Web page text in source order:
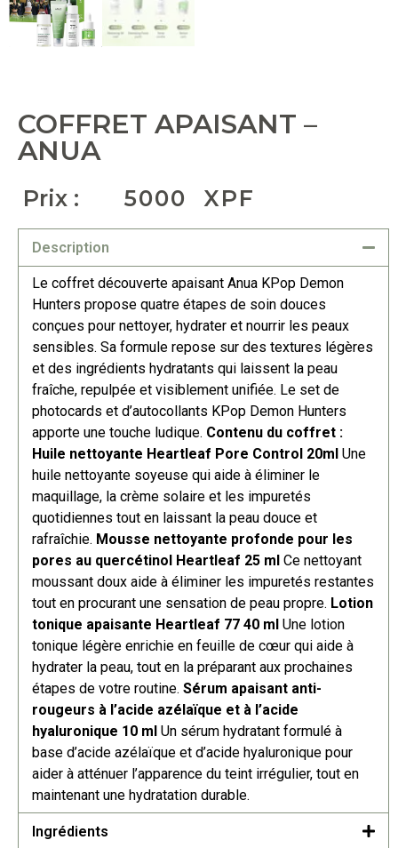
COFFRET APAISANT –
ANUA
Prix : 5000 XPF
Description
Le coffret découverte apaisant Anua KPop Demon
Hunters propose quatre étapes de soin douces
conçues pour nettoyer, hydrater et nourrir les peaux
sensibles. Sa formule repose sur des textures légères
et des ingrédients hydratants qui laissent la peau
fraîche, repulpée et visiblement unifiée. Le set de
photocards et d’autocollants KPop Demon Hunters
apporte une touche ludique. Contenu du coffret :
Huile nettoyante Heartleaf Pore Control 20ml Une
huile nettoyante soyeuse qui aide à éliminer le
maquillage, la crème solaire et les impuretés
quotidiennes tout en laissant la peau douce et
rafraîchie. Mousse nettoyante profonde pour les
pores au quercétinol Heartleaf 25 ml Ce nettoyant
moussant doux aide à éliminer les impuretés restantes
tout en procurant une sensation de peau propre. Lotion
tonique apaisante Heartleaf 77 40 ml Une lotion
tonique légère enrichie en feuille de cœur qui aide à
hydrater la peau, tout en la préparant aux prochaines
étapes de votre routine. Sérum apaisant anti-
rougeurs à l’acide azélaïque et à l’acide
hyaluronique 10 ml Un sérum hydratant formulé à
base d’acide azélaïque et d’acide hyaluronique pour
aider à atténuer l’apparence du teint irrégulier, tout en
maintenant une hydratation durable.
Ingrédients